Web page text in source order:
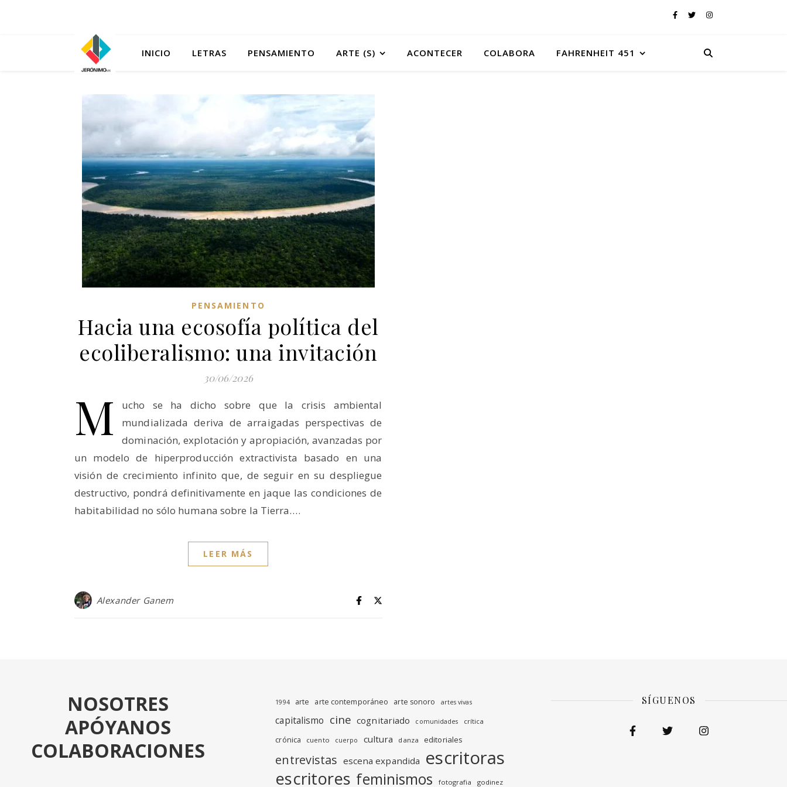
INICIO LETRAS PENSAMIENTO ARTE (S) ACONTECER COLABORA FAHRENHEIT 451
PENSAMIENTO
Hacia una ecosofía política del
ecoliberalismo: una invitación
30/06/2026
M
ucho se ha dicho sobre que la crisis ambiental
mundializada deriva de arraigadas perspectivas de
dominación, explotación y apropiación, avanzadas por
un modelo de hiperproducción extractivista basado en una
visión de crecimiento infinito que, de seguir en su despliegue
destructivo, pondrá definitivamente en jaque las condiciones de
habitabilidad no sólo humana sobre la Tierra.…
LEER MÁS
Alexander Ganem
NOSOTRES
APÓYANOS
COLABORACIONES
1994 arte arte contemporáneo arte sonoro artes vivas
capitalismo cine cognitariado comunidades crítica
crónica cuento cuerpo cultura danza editoriales
entrevistas escena expandida escritoras
escritores feminismos fotografia godinez
SÍGUENOS